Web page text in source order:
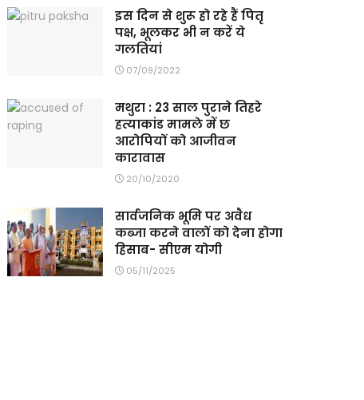
इस दिन से शुरू हो रहे हैं पितृ
पक्ष, भूलकर भी न करें ये
गलतियां
07/09/2022
मथुरा : 23 साल पुराने तिहरे
हत्याकांड मामले में छ
आरोपियों को आजीवन
कारावास
20/10/2020
सार्वजनिक भूमि पर अवैध
कब्जा करने वालों को देना होगा
हिसाब- सीएम योगी
05/11/2025